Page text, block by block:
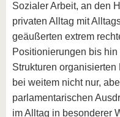
Sozialer Arbeit, an den
privaten Alltag mit
geäußerten extrem
Positionierungen bis
Strukturen
bei weitem nicht nur,
parlamentarischen
im Alltag in besonderer